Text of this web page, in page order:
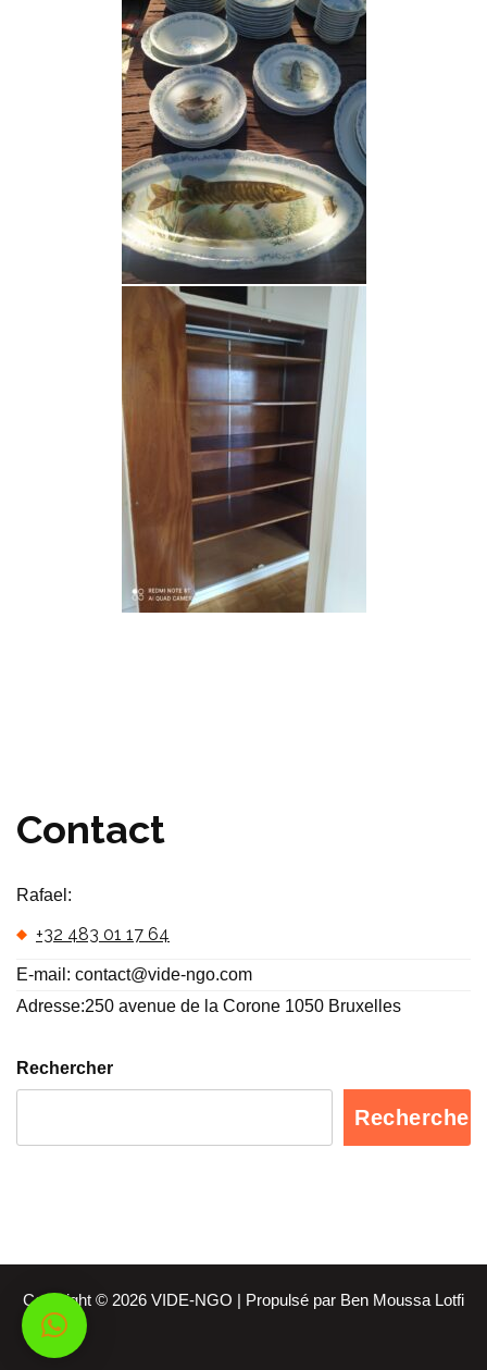
Contact
Rafael:
+32 483 01 17 64
E-mail: contact@vide-ngo.com
Adresse:250 avenue de la Corone 1050 Bruxelles
Rechercher
Rechercher
Copyright © 2026 VIDE-NGO | Propulsé par Ben Moussa Lotfi